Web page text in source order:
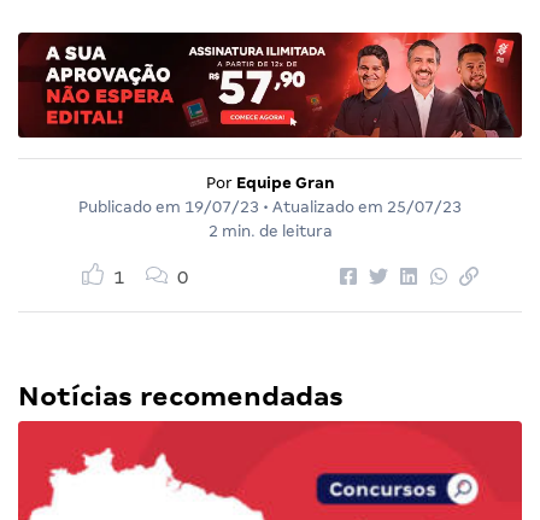
Por Equipe Gran
Publicado em 19/07/23 • Atualizado em 25/07/23
2 min. de leitura
1 0
Notícias recomendadas